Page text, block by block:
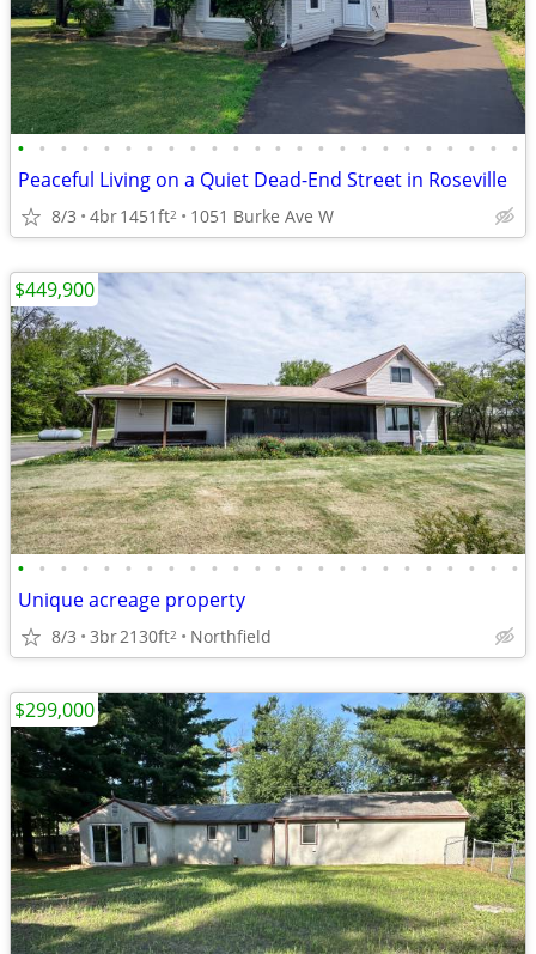
• • • • • • • • • • • • • • • • • • • • • • • •
Peaceful Living on a Quiet Dead-End Street in Roseville
8/3 4br1451ft2 1051 Burke Ave W
• • • • • • • • • • • • • • • • • • • • • • • •
Unique acreage property
8/3 3br2130ft2 Northfield
$449,900
$299,000